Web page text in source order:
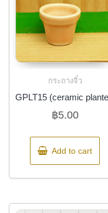
กระถางจิ๋ว
GPLT15 (ceramic
฿5.00
Add to cart